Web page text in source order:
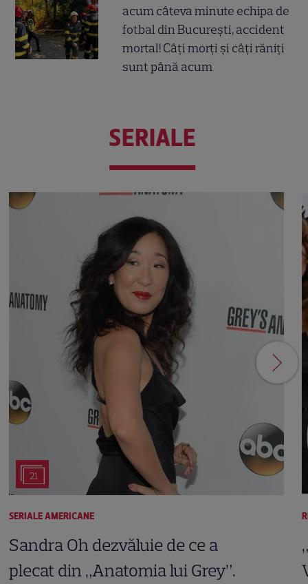
acum câteva minute echipa de
fotbal din București, accident
mortal! Câți morți și câți răniți
sunt până acum
SERIALE
21
SERIALE AMERICANE
Sandra Oh dezvăluie de ce a
plecat din „Anatomia lui Grey”.